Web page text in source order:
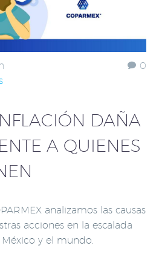
0
DAÑA
A QUIENES
analizamos las causas
acciones en la escalada
y el mundo.